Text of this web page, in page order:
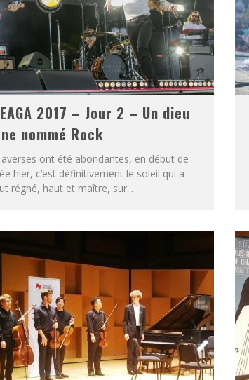
2017 – Jour 2 – Un dieu
nommé Rock
averses ont été abondantes, en début de
hier, c’est définitivement le soleil qui a
régné, haut et maître, sur...